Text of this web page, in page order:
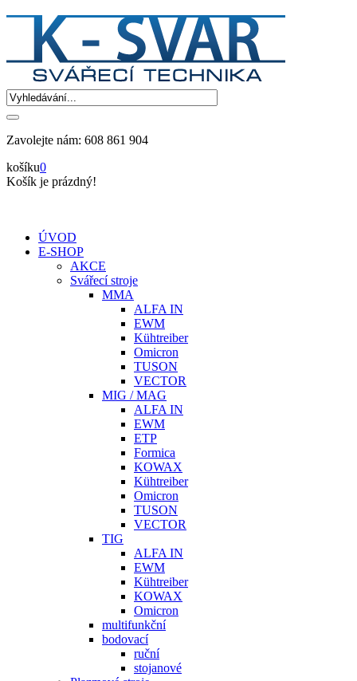
Zavolejte nám: 608 861 904
košíku0
Košík je prázdný!
ÚVOD
E-SHOP
AKCE
Svářecí stroje
MMA
ALFA IN
EWM
Kühtreiber
Omicron
TUSON
VECTOR
MIG / MAG
ALFA IN
EWM
ETP
Formica
KOWAX
Kühtreiber
Omicron
TUSON
VECTOR
TIG
ALFA IN
EWM
Kühtreiber
KOWAX
Omicron
multifunkční
bodovací
ruční
stojanové